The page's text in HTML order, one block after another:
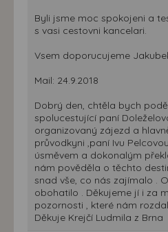
Byli jsme moc spokojeni a
s vasi cestovni kancelari.
Vsem doporucujeme
Mail: 24.9.2018
Dobrý den, chtěla bych
spolucestující paní
organizovaný zájezd a
průvodkyni ,paní Ivu
úsměvem a dokonalým
nám pověděla o těchto
snad vše, co nás zajímalo .
obohatilo . Děkujeme jí i za
pozornosti , které nám
Děkuje Krejčí Ludmila z Brna